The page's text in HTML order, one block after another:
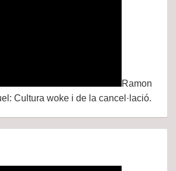
Ramon
Cultura woke i de la cancel·lació.